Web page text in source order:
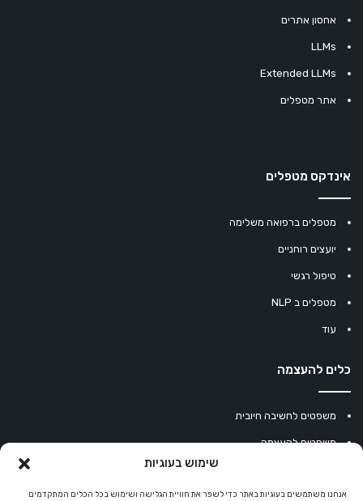
שימוש בעוגיות
אנחנו משתמשים בעוגיות באתר כדי לשפר את חוויית הגלישה ושימוש בכל הכלים המתקדמים
אחסון אתרים
LLMs
Extended LLMs
אתר מטפלים
אינדקס מטפלים
מטפלים ברפואה משלימה
יועצים רוחניים
טיפול רגשי
מטפלים ב NLP
עוד
כלים להעצמה
משפטים לחשיבה חיובית
משפטים להעצמה
מחשבון נומרולוגיה